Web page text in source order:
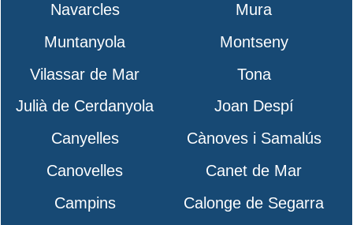
Navarcles
Mura
Muntanyola
Montseny
Vilassar de Mar
Tona
Julià de Cerdanyola
Joan Despí
Canyelles
Cànoves i Samalús
Canovelles
Canet de Mar
Campins
Calonge de Segarra